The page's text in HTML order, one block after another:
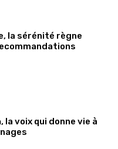
la sérénité règne
la voix qui donne vie à